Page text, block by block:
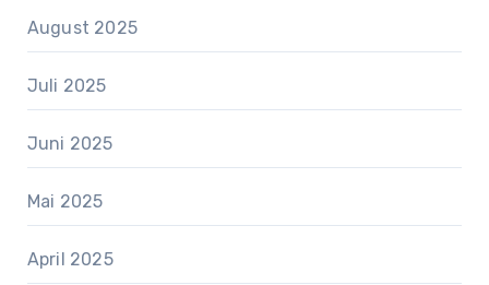
August 2025
Juli 2025
Juni 2025
Mai 2025
April 2025